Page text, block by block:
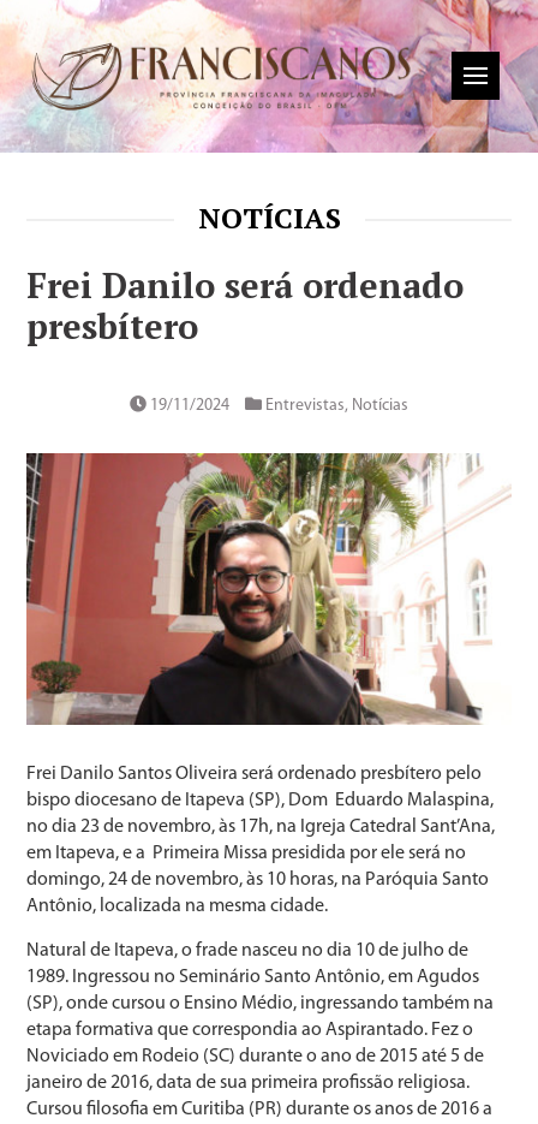
NOTÍCIAS
Frei Danilo será ordenado
presbítero
19/11/2024 Entrevistas, Notícias
Frei Danilo Santos Oliveira será ordenado presbítero pelo
bispo diocesano de Itapeva (SP), Dom Eduardo Malaspina,
no dia 23 de novembro, às 17h, na Igreja Catedral Sant’Ana,
em Itapeva, e a Primeira Missa presidida por ele será no
domingo, 24 de novembro, às 10 horas, na Paróquia Santo
Antônio, localizada na mesma cidade.
Natural de Itapeva, o frade nasceu no dia 10 de julho de
1989. Ingressou no Seminário Santo Antônio, em Agudos
(SP), onde cursou o Ensino Médio, ingressando também na
etapa formativa que correspondia ao Aspirantado. Fez o
Noviciado em Rodeio (SC) durante o ano de 2015 até 5 de
janeiro de 2016, data de sua primeira profissão religiosa.
Cursou filosofia em Curitiba (PR) durante os anos de 2016 a